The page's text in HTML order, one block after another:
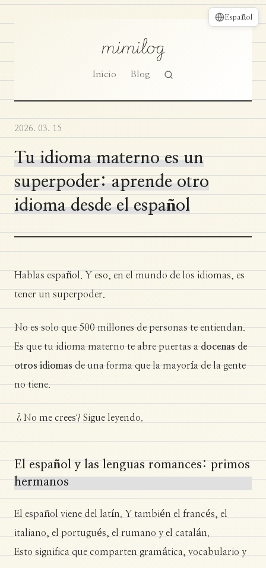
Español
mimilog
Inicio Blog
2026. 03. 15
Tu idioma materno es un
superpoder: aprende otro
idioma desde el español
Hablas español. Y eso, en el mundo de los idiomas, es
tener un superpoder.
No es solo que 500 millones de personas te entiendan.
Es que tu idioma materno te abre puertas adocenas de
otros idiomasde una forma que la mayoría de la gente
no tiene.
¿No me crees? Sigue leyendo.
El español y las lenguas romances: primos
hermanos
El español viene del latín. Y también el francés, el
italiano, el portugués, el rumano y el catalán.
Esto significa que comparten gramática, vocabulario y